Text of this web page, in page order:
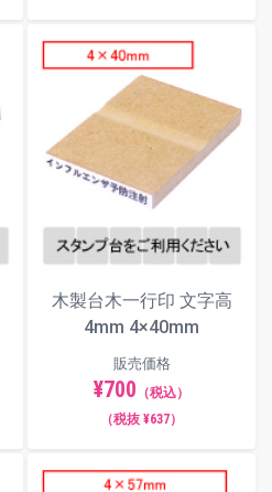
木製台木一行印 文字高
4mm 4×40mm
販売価格
¥700 （税込）
（税抜 ¥637）